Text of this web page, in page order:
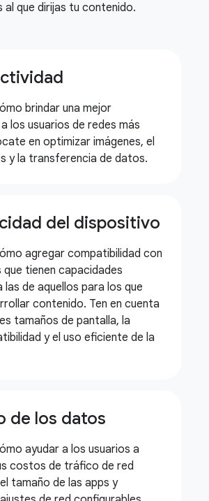
al que dirijas tu contenido.
brindar una mejor
los usuarios de redes más
en optimizar imágenes, el
y la transferencia de datos.
del dispositivo
agregar compatibilidad con
tienen capacidades
de aquellos para los que
contenido. Ten en cuenta
tamaños de pantalla, la
y el uso eficiente de la
de los datos
ayudar a los usuarios a
costos de tráfico de red
tamaño de las apps y